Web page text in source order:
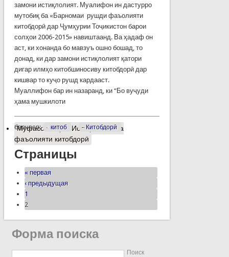
замони истиқлолият. Муалифон ин дастурро
мутобиқ ба «Барномаи рушди фаъолияти
китобдорӣ дар Ҷумҳурии Тоҷикистон барои
солҳои 2006-2015» навиштаанд. Ва ҳадаф он
аст, ки хонанда бо мавзуъ ошно бошад, то
донад, ки дар замони истиқлолият қатори
дигар илмҳо китобшиносиву китобдорӣ дар
кишвар то куҷо рушд кардааст.
Муаллифон бар ин назаранд, ки “Бо вуҷуди
ҳама мушкилоти
барчасп: китоб Китобдорӣ
Муфассалтаро Истиқлолият ва
фаъолияти китобдорӣ
Страницы
« первая
‹ предыдущая
1
2
Форма поиска
Поиск